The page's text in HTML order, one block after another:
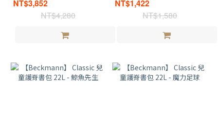
NT$3,852
NT$4,280
NT$1,422
NT$1,580